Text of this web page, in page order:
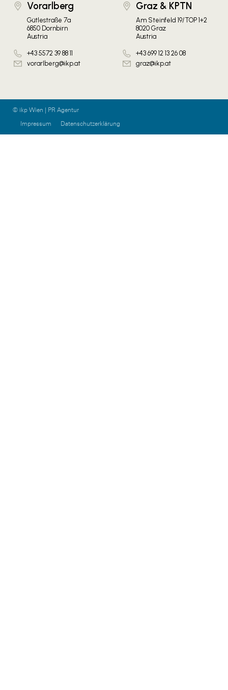
Vorarlberg
Gütlestraße 7a
6850 Dornbirn
Austria
+43 5572 39 88 11
vorarlberg@ikp.at
Graz & KPTN
Am Steinfeld 19/TOP 1+2
8020 Graz
Austria
+43 699 12 13 26 08
graz@ikp.at
© ikp Wien | PR Agentur
Impressum
Datenschutzerklärung